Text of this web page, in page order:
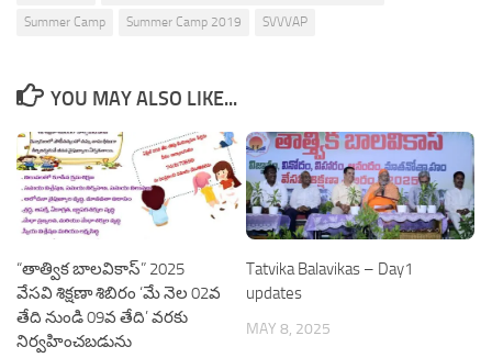
Summer Camp
Summer Camp 2019 SVVVAP
YOU MAY ALSO LIKE...
“తాత్విక బాలవికాస్” 2025
వేసవి శిక్షణా శిబిరం ‘మే నెల 02వ
తేది నుండి 09వ తేది’ వరకు
నిర్వహించబడును
Tatvika Balavikas – Day1
updates
MAY 8, 2025